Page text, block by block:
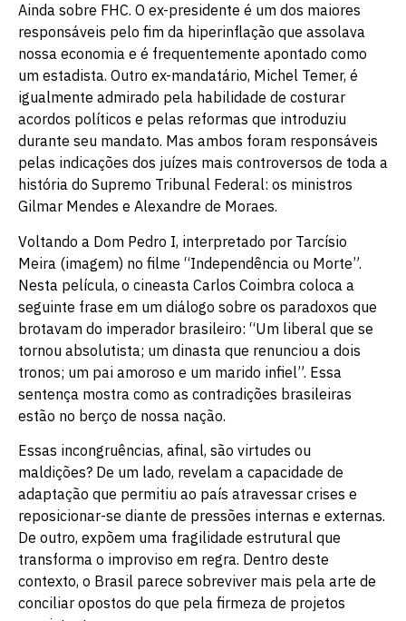
Ainda sobre FHC. O ex-presidente é um dos maiores
responsáveis pelo fim da hiperinflação que assolava
nossa economia e é frequentemente apontado como
um estadista. Outro ex-mandatário, Michel Temer, é
igualmente admirado pela habilidade de costurar
acordos políticos e pelas reformas que introduziu
durante seu mandato. Mas ambos foram responsáveis
pelas indicações dos juízes mais controversos de toda a
história do Supremo Tribunal Federal: os ministros
Gilmar Mendes e Alexandre de Moraes.
Voltando a Dom Pedro I, interpretado por Tarcísio
Meira (imagem) no filme “Independência ou Morte”.
Nesta película, o cineasta Carlos Coimbra coloca a
seguinte frase em um diálogo sobre os paradoxos que
brotavam do imperador brasileiro: “Um liberal que se
tornou absolutista; um dinasta que renunciou a dois
tronos; um pai amoroso e um marido infiel”. Essa
sentença mostra como as contradições brasileiras
estão no berço de nossa nação.
Essas incongruências, afinal, são virtudes ou
maldições? De um lado, revelam a capacidade de
adaptação que permitiu ao país atravessar crises e
reposicionar-se diante de pressões internas e externas.
De outro, expõem uma fragilidade estrutural que
transforma o improviso em regra. Dentro deste
contexto, o Brasil parece sobreviver mais pela arte de
conciliar opostos do que pela firmeza de projetos